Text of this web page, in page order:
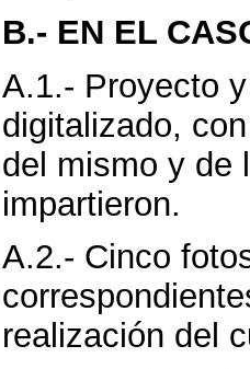
B.- EN EL
A.1.- Proyecto
digitalizado,
del mismo y de
impartieron.
A.2.- Cinco
realización del